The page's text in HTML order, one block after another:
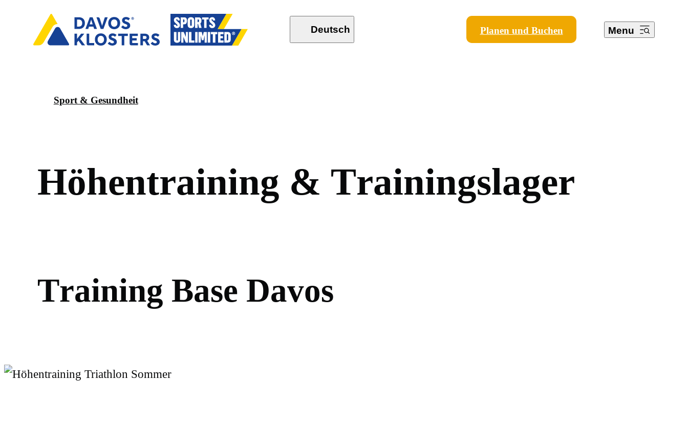
Deutsch Planen und Buchen Menu
Sport & Gesundheit
Höhentraining & Trainingslager
Training Base Davos